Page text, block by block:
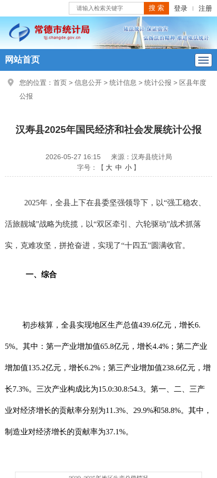
登录 | 注册
网站首页
您的位置： 首页 > 信息公开 > 统计信息 > 统计公报 > 区县年度
公报
汉寿县2025年国民经济和社会发展统计公报
2026-05-27 16:15
来源：汉寿县统计局
字号：【 大 中 小 】
2025年，全县上下在县委坚强领导下，以“强工稳农、
活旅靓城”战略为统揽，以“双区牵引、六轮驱动”战术抓落
实，克难攻坚，拼抢奋进，实现了“十四五”圆满收官。
一、综合
初步核算，全县实现地区生产总值439.6亿元，增长6.
5%。其中：第一产业增加值65.8亿元，增长4.4%；第二产业
增加值135.2亿元，增长6.2%；第三产业增加值238.6亿元，增
长7.3%。三次产业构成比为15.0:30.8:54.3。第一、二、三产
业对经济增长的贡献率分别为11.3%、29.9%和58.8%。其中，
制造业对经济增长的贡献率为37.1%。